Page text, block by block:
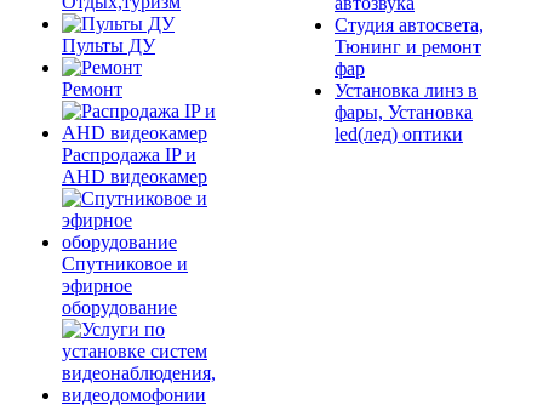
Пульты ДУ
Ремонт
Распродажа IP и
AHD видеокамер
Спутниковое и
эфирное
оборудование
Студия автосвета,
Тюнинг и ремонт
фар
Установка линз в
фары, Установка
led(лед) оптики